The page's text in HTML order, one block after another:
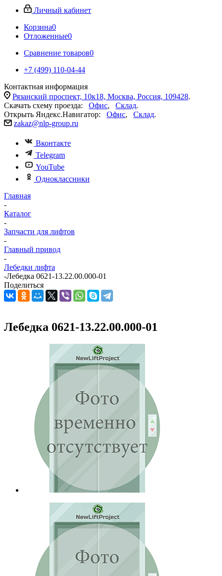
Личный кабинет
Корзина0
Отложенные0
Сравнение товаров0
+7 (499) 110-04-44
Контактная информация
Рязанский проспект, 10к18, Москва, Россия, 109428.
Скачать схему проезда: Офис, Склад.
Открыть Яндекс.Навигатор: Офис, Склад.
zakaz@nlp-group.ru
Вконтакте
Telegram
YouTube
Одноклассники
Главная
-
Каталог
-
Запчасти для лифтов
-
Главный привод
-
Лебедки лифта
-Лебедка 0621-13.22.00.000-01
Поделиться
Лебедка 0621-13.22.00.000-01